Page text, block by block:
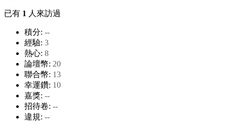
已有 1 人來訪過
積分: --
經驗: 3
熱心: 8
論壇幣: 20
聯合幣: 13
幸運鑽: 10
嘉獎: --
招待卷: --
違規: --